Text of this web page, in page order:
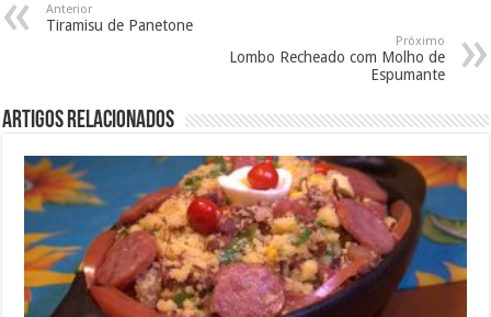
Anterior
Tiramisu de Panetone
Próximo
Lombo Recheado com Molho de
Espumante
Artigos Relacionados